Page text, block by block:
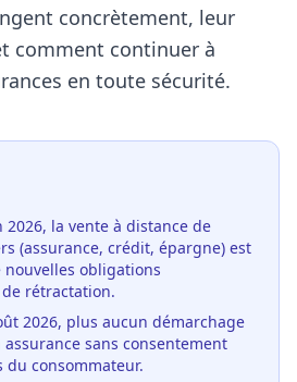
concrètement, leur
comment continuer à
en toute sécurité.
2026, la vente à distance de
(assurance, crédit, épargne) est
obligations
rétractation.
2026, plus aucun démarchage
sans consentement
du consommateur.